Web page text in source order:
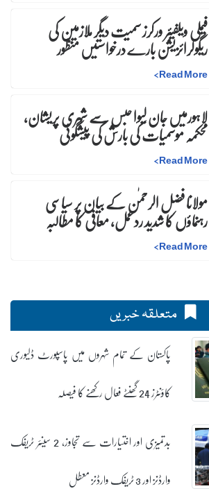
فیملی ویلفیئر ورکرز سمیت دیگر ملازمین کی
ریگولرائزیشن بارے درخواستیں منظور
Read More
>
لاہورمیں جان لیوا حبس سے شہری پریشان،
محکمہ موسمیات کی بارش کی پیشگوئی
Read More
>
مولانا فضل الرحمٰن کے بیان پر سیاسی
رہنماؤں کا شدید ردعمل، معافی کا مطالبہ
Read More
>
متعلقہ خبریں
پاکستان کے تمام شہروں میں پاسپورٹ ڈلیوری
کاؤنٹرز 24 گھنٹے فعال رکھنے کا فیصلہ
بدتمیزی اور اختیارات سے تجاوز، 2 سینئر ٹریفک
وارڈنز اور 3 ٹریفک وارڈنز معطل